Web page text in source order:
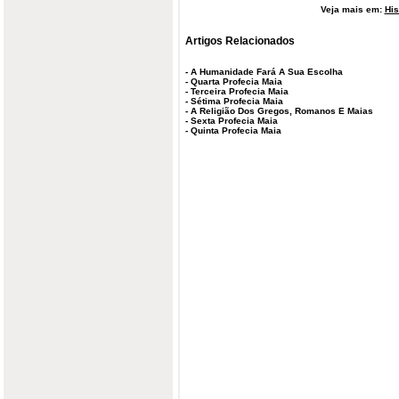
Veja mais em:
Artigos Relacionados
- A Humanidade Fará A Sua Escolha
- Quarta Profecia Maia
- Terceira Profecia Maia
- Sétima Profecia Maia
- A Religião Dos Gregos, Romanos E Maias
- Sexta Profecia Maia
- Quinta Profecia Maia